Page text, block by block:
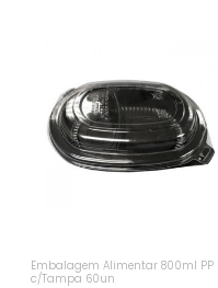
Embalagem Alimentar 800ml PP
c/Tampa 60un